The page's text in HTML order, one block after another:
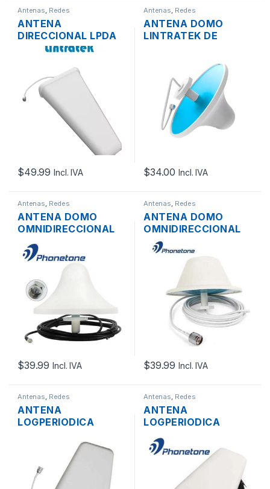
Antenas, Redes
ANTENA
DIRECCIONAL LPDA
LINTRATEK 12DBI
CONECTOR N-
HEMBRA OUTDOOR
$49.99 Incl. IVA
Antenas, Redes
ANTENA DOMO
LINTRATEK DE
CONECTOR N-
HEMBRA + 35CM
CABLE
$34.00 Incl. IVA
Antenas, Redes
ANTENA DOMO
OMNIDIRECCIONAL
PHONETONE PTE-CI-
800-2500F 5DBI
800-2500 MHZ +
CABLE 5M
CONECTOR F MACHO
$39.99 Incl. IVA
Antenas, Redes
ANTENA DOMO
OMNIDIRECCIONAL
PHONETONE TQJ
5DBI 698-2700 MHZ
+ CABLE 5M
CONECTOR N
MACHO
$39.99 Incl. IVA
Antenas, Redes
ANTENA
LOGPERIODICA
10NK 10DBI 800-
2700 MHZ
CONECTOR N
HEMBRA
Antenas, Redes
ANTENA
LOGPERIODICA
10NK 9DBI 800-2500
MHZ CONECTOR N